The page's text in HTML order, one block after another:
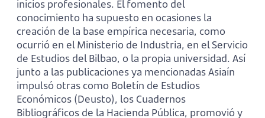
inicios profesionales. El fomento del
conocimiento ha supuesto en ocasiones la
creación de la base empírica necesaria, como
ocurrió en el Ministerio de Industria, en el Servicio
de Estudios del Bilbao, o la propia universidad. Así
junto a las publicaciones ya mencionadas Asiaín
impulsó otras como Boletín de Estudios
Económicos (Deusto), los Cuadernos
Bibliográficos de la Hacienda Pública, promovió y